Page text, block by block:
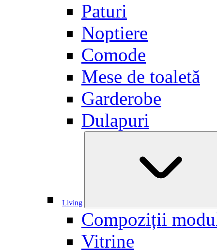
Paturi
Noptiere
Comode
Mese de toaletă
Garderobe
Dulapuri
Living
Compoziții
Vitrine